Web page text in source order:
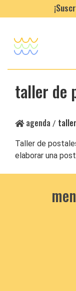
taller de
agenda /
Taller de
elaborar una